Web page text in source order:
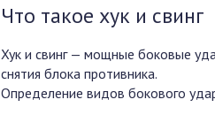
Что такое хук и свинг
Хук и свинг — мощные боковые
снятия блока противника.
Определение видов бокового